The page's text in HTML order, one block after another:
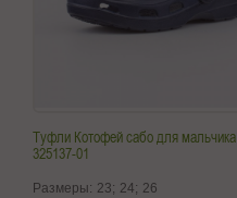
Туфли Котофей сабо для мальчика
325137-01
Размеры: 23; 24; 26